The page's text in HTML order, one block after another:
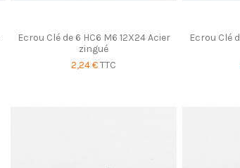
Ecrou Clé de 6 HC6 M6 12X24 Acier
zingué
2,24 €TTC
Ecrou Clé